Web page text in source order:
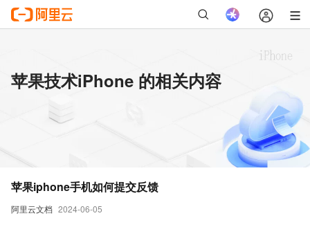
苹果技术iPhone 的相关内容
阿里云文档 2024-06-05
苹果iphone手机如何提交反馈